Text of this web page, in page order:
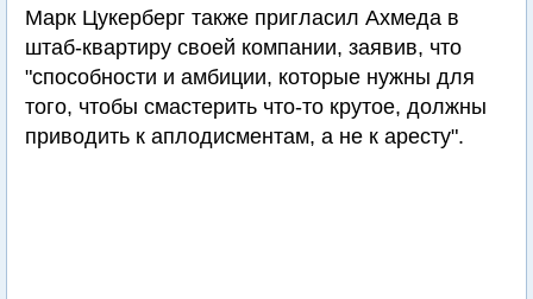
Марк Цукерберг также пригласил Ахмеда в
штаб-квартиру своей компании, заявив, что
"способности и амбиции, которые нужны для
того, чтобы смастерить что-то крутое, должны
приводить к аплодисментам, а не к аресту".